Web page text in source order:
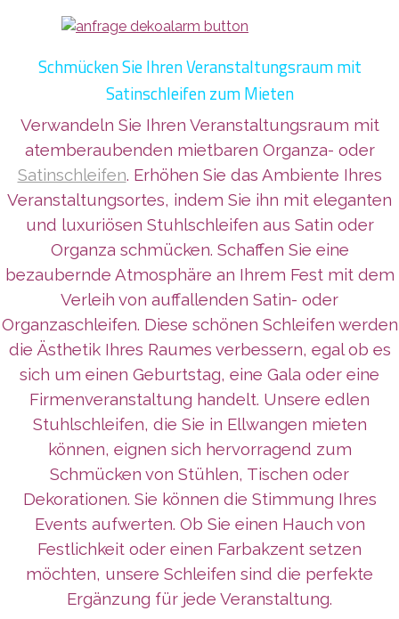
Schmücken Sie Ihren Veranstaltungsraum mit
Satinschleifen zum Mieten
Verwandeln Sie Ihren Veranstaltungsraum mit
atemberaubenden mietbaren Organza- oder
Satinschleifen. Erhöhen Sie das Ambiente Ihres
Veranstaltungsortes, indem Sie ihn mit eleganten
und luxuriösen Stuhlschleifen aus Satin oder
Organza schmücken. Schaffen Sie eine
bezaubernde Atmosphäre an Ihrem Fest mit dem
Verleih von auffallenden Satin- oder
Organzaschleifen. Diese schönen Schleifen werden
die Ästhetik Ihres Raumes verbessern, egal ob es
sich um einen Geburtstag, eine Gala oder eine
Firmenveranstaltung handelt. Unsere edlen
Stuhlschleifen, die Sie in Ellwangen mieten
können, eignen sich hervorragend zum
Schmücken von Stühlen, Tischen oder
Dekorationen. Sie können die Stimmung Ihres
Events aufwerten. Ob Sie einen Hauch von
Festlichkeit oder einen Farbakzent setzen
möchten, unsere Schleifen sind die perfekte
Ergänzung für jede Veranstaltung.